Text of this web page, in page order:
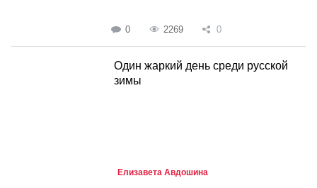
0 2269 0
Один жаркий день среди русской
зимы
Елизавета Авдошина